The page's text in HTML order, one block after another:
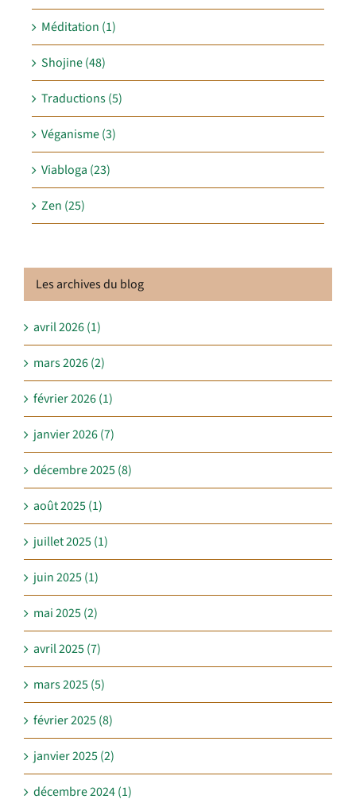
Méditation (1)
Shojine (48)
Traductions (5)
Véganisme (3)
Viabloga (23)
Zen (25)
Les archives du blog
avril 2026 (1)
mars 2026 (2)
février 2026 (1)
janvier 2026 (7)
décembre 2025 (8)
août 2025 (1)
juillet 2025 (1)
juin 2025 (1)
mai 2025 (2)
avril 2025 (7)
mars 2025 (5)
février 2025 (8)
janvier 2025 (2)
décembre 2024 (1)